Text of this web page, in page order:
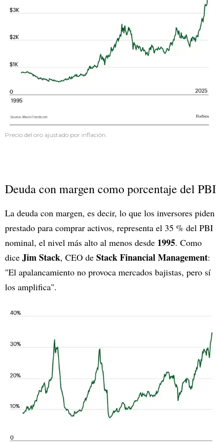
Precio del oro ajustado por inflación.
Deuda con margen como porcentaje del PBI
La deuda con margen, es decir, lo que los inversores piden
prestado para comprar activos, representa el 35 % del PBI
nominal, el nivel más alto al menos desde 1995. Como
dice Jim Stack, CEO de Stack Financial Management:
"El apalancamiento no provoca mercados bajistas, pero sí
los amplifica".